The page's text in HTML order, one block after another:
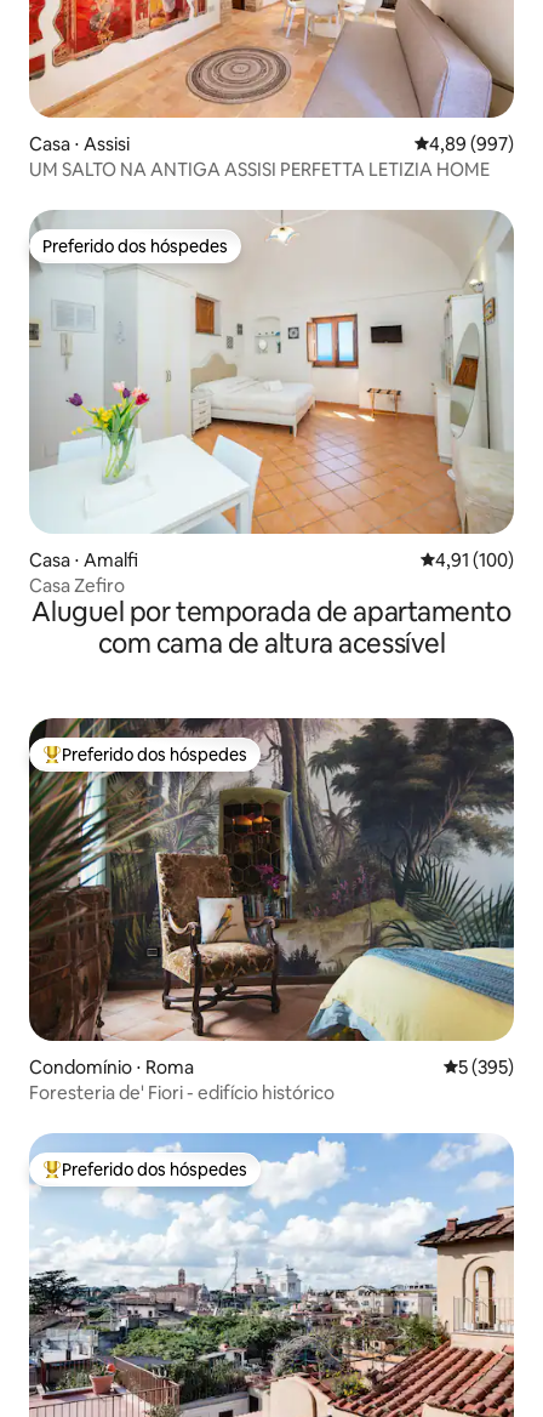
Casa ⋅ Assisi 4,89 de uma
4,89 (997)
UM SALTO NA ANTIGA ASSISI PERFETTA LETIZIA HOME
Preferido dos hóspedes
Preferido dos hóspedes
Casa ⋅ Amalfi 4,91 de uma
4,91 (100)
Casa Zefiro
Aluguel por temporada de apartamento
com cama de altura acessível
Entre os melhores preferidos dos hóspedes
Preferido dos hóspedes
Condomínio ⋅ Roma 5 de uma
5 (395)
Foresteria de' Fiori - edifício histórico
Entre os melhores preferidos dos hóspedes
Preferido dos hóspedes